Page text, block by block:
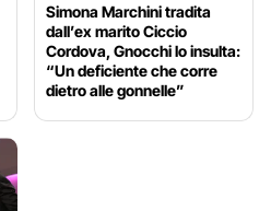
Simona Marchini tradita
dall’ex marito Ciccio
Cordova, Gnocchi lo insulta:
“Un deficiente che corre
dietro alle gonnelle”